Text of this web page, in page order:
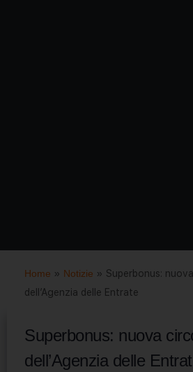
Home » Notizie » Superbonus:
dell’Agenzia delle Entrate
Superbonus: nuova
dell’Agenzia delle